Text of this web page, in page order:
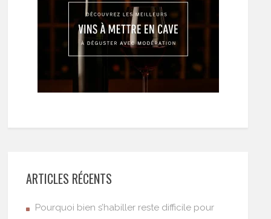
ARTICLES RÉCENTS
Pourquoi bien s’habiller reste difficile pour